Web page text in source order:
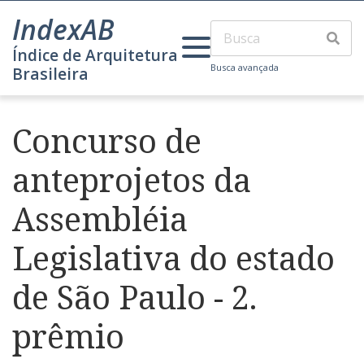
IndexAB
Índice de Arquitetura
Brasileira
Busca avançada
Concurso de
anteprojetos da
Assembléia
Legislativa do estado
de São Paulo - 2.
prêmio